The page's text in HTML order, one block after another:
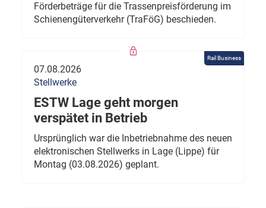
Förderbeträge für die Trassenpreisförderung im
Schienengüterverkehr (TraFöG) beschieden.
Rail Business
07.08.2026
Stellwerke
ESTW Lage geht morgen
verspätet in Betrieb
Ursprünglich war die Inbetriebnahme des neuen
elektronischen Stellwerks in Lage (Lippe) für
Montag (03.08.2026) geplant.